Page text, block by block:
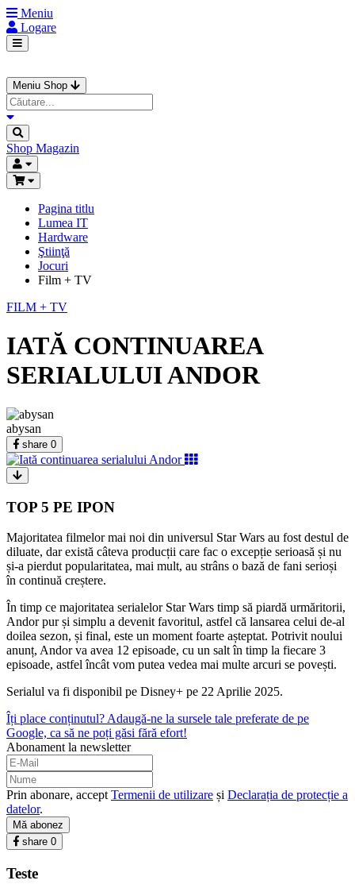
Meniu
Logare
Meniu Shop
Shop Magazin
Pagina titlu
Lumea IT
Hardware
Ştiinţă
Jocuri
Film + TV
FILM + TV
IATĂ CONTINUAREA
SERIALULUI ANDOR
abysan
share 0
TOP 5 PE IPON
Majoritatea filmelor mai noi din universul Star Wars au fost destul de
diluate, dar există câteva producții care fac o excepție serioasă și nu
și-a pierdut popularitatea, mai mult, au strâns o bază de fani serioși
în continuă creștere.
În timp ce majoritatea serialelor Star Wars timp să piardă urmăritorii,
Andor pur și simplu a devenit favoritul, astfel că lansarea celui de-al
doilea sezon, și final, este un moment foarte așteptat. Potrivit noului
anunț, Andor va avea 12 episoade, cu un salt în timp la fiecare 3
episoade, astfel încât vom putea vedea mai multe arcuri se povești.
Serialul va fi disponibil pe Disney+ pe 22 Aprilie 2025.
Îți place conținutul? Adaugă-ne la sursele tale preferate de pe
Google, ca să ne poți găsi fără efort!
Abonament la newsletter
Prin abonare, accept Termenii de utilizare și Declarația de protecție a
datelor.
Mă abonez
share 0
Teste